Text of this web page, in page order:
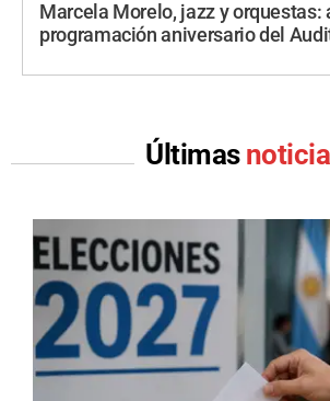
Marcela Morelo, jazz y orquestas:
programación aniversario del
Últimas